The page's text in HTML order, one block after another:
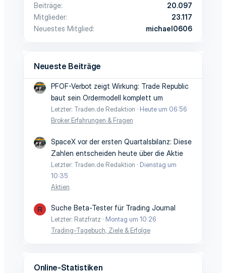
Beiträge
20.097
Mitglieder
23.117
Neuestes Mitglied
michael0606
Neueste Beiträge
PFOF-Verbot zeigt Wirkung: Trade Republic
baut sein Ordermodell komplett um
Letzter: Traden.de Redaktion
Heute um 06:56
Broker Erfahrungen & Fragen
SpaceX vor der ersten Quartalsbilanz: Diese
Zahlen entscheiden heute über die Aktie
Letzter: Traden.de Redaktion
Dienstag um
10:35
Aktien
R Suche Beta-Tester für Trading Journal
Letzter: Ratzfratz
Montag um 10:26
Trading-Tagebuch, Ziele & Erfolge
Online-Statistiken